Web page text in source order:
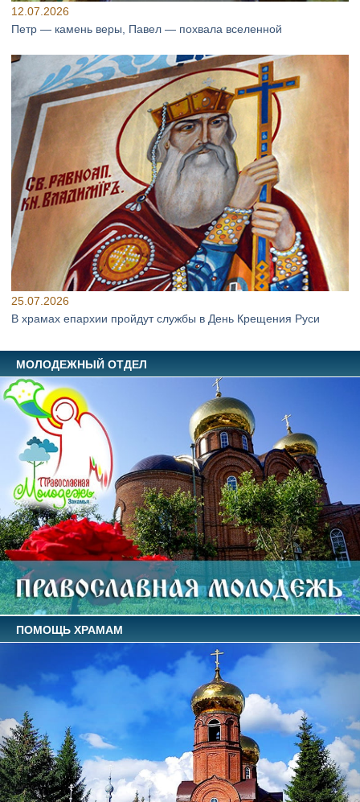
12.07.2026
Петр — камень веры, Павел — похвала вселенной
25.07.2026
В храмах епархии пройдут службы в День Крещения Руси
МОЛОДЕЖНЫЙ ОТДЕЛ
ПОМОЩЬ ХРАМАМ